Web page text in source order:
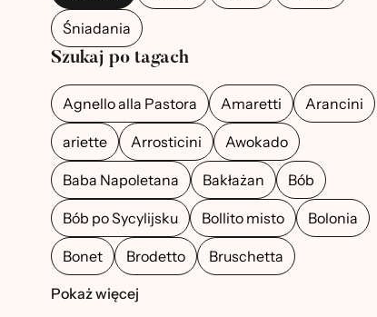
Śniadania
Szukaj po tagach
Agnello alla Pastora Amaretti Arancini
ariette Arrosticini Awokado
Baba Napoletana Bakłażan Bób
Bób po Sycylijsku Bollito misto Bolonia
Bonet Brodetto Bruschetta
Pokaż więcej